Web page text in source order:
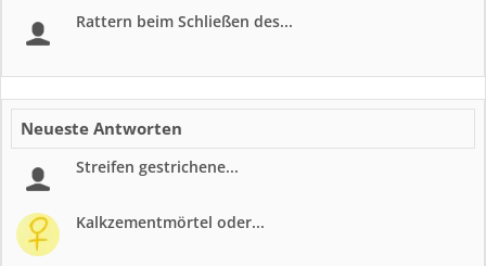
Rattern beim Schließen des...
Neueste Antworten
Streifen gestrichene...
Kalkzementmörtel oder...